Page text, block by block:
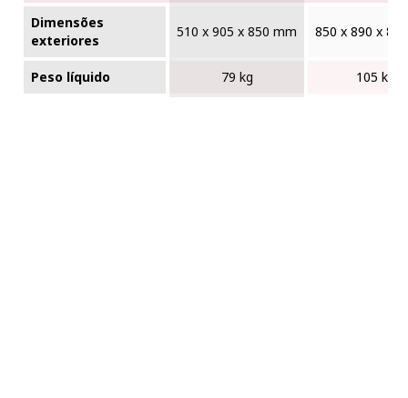
Dimensões
exteriores
510 x 905 x 850 mm 850 x 890 x
Peso líquido 79 kg 105 kg